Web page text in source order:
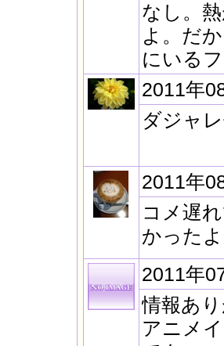
なし。
よ。だ
にいる
2011年
ダジャ
2011年
コメ遅
かった
2011年
情報あ
アニメ